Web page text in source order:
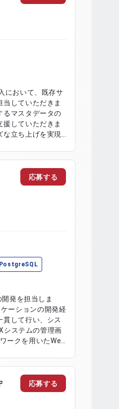
において、既存サ
していただきま
るマスタデータの
していただきま
立ち上げを実現
PostgreSQL
発を担当しま
ーションの開発経
して行い、シス
ークを用いたWeb
応募する
応募する